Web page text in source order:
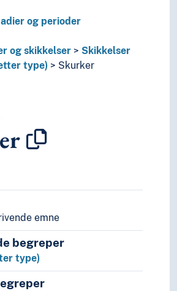
og perioder
og skikkelser
Skikkelser
type)
Skurker
emne
begreper
type)